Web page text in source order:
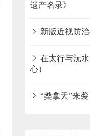
遗产名录》
新版近视防
在太行与沅
心）
“桑拿天”来